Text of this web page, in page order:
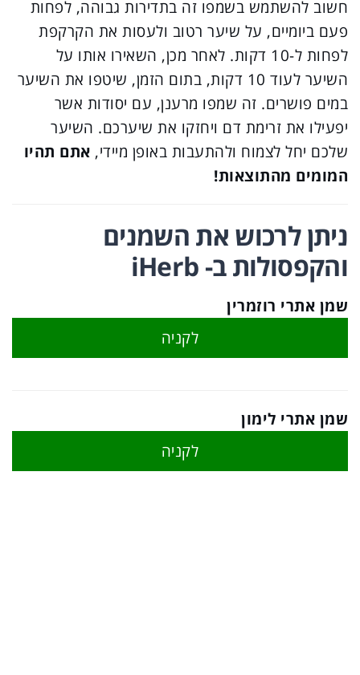
חשוב להשתמש בשמפו זה בתדירות גבוהה, לפחות
פעם ביומיים, על שיער רטוב ולעסות את הקרקפת
לפחות ל-10 דקות. לאחר מכן, השאירו אותו על
השיער לעוד 10 דקות, בתום הזמן, שיטפו את השיער
במים פושרים. זה שמפו מרענן, עם יסודות אשר
יפעילו את זרימת דם ויחזקו את שיערכם. השיער
שלכם יחל לצמוח ולהתעבות באופן מיידי, אתם תהיו
המומים מהתוצאות!
ניתן לרכוש את השמנים
והקפסולות ב- iHerb
שמן אתרי רוזמרין
לקניה
שמן אתרי לימון
לקניה